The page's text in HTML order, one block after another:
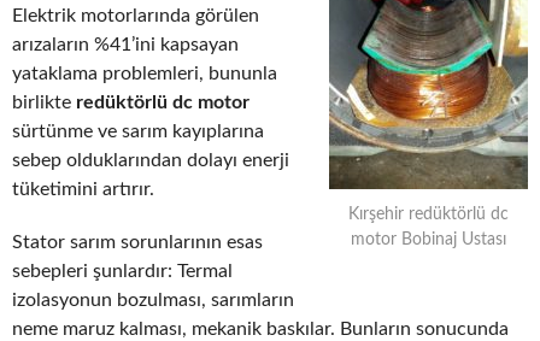
Kırşehir redüktörlü dc
motor Bobinaj Ustası
Elektrik motorlarında görülen
arızaların %41’ini kapsayan
yataklama problemleri, bununla
birlikte redüktörlü dc motor
sürtünme ve sarım kayıplarına
sebep olduklarından dolayı enerji
tüketimini artırır.
Stator sarım sorunlarının esas
sebepleri şunlardır: Termal
izolasyonun bozulması, sarımların
neme maruz kalması, mekanik baskılar. Bunların sonucunda